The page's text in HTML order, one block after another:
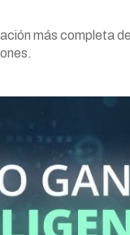
más completa